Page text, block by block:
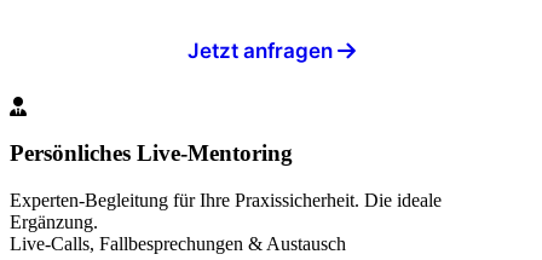
Jetzt anfragen
Persönliches Live-Mentoring
Experten-Begleitung für Ihre Praxissicherheit. Die ideale
Ergänzung.
Live-Calls, Fallbesprechungen & Austausch